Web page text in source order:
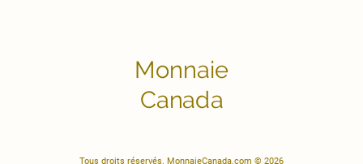
Monnaie
Canada
Tous droits réservés. MonnaieCanada.com © 2026